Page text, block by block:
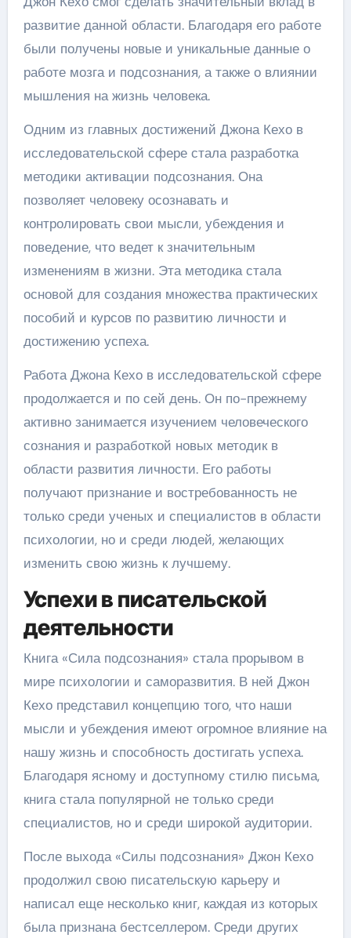
развитие данной области. Благодаря его работе
были получены новые и уникальные данные о
работе мозга и подсознания, а также о влиянии
мышления на жизнь человека.
Одним из главных достижений Джона Кехо в
исследовательской сфере стала разработка
методики активации подсознания. Она
позволяет человеку осознавать и
контролировать свои мысли, убеждения и
поведение, что ведет к значительным
изменениям в жизни. Эта методика стала
основой для создания множества практических
пособий и курсов по развитию личности и
достижению успеха.
Работа Джона Кехо в исследовательской сфере
продолжается и по сей день. Он по-прежнему
активно занимается изучением человеческого
сознания и разработкой новых методик в
области развития личности. Его работы
получают признание и востребованность не
только среди ученых и специалистов в области
психологии, но и среди людей, желающих
изменить свою жизнь к лучшему.
Успехи в писательской
деятельности
Книга «Сила подсознания» стала прорывом в
мире психологии и саморазвития. В ней Джон
Кехо представил концепцию того, что наши
мысли и убеждения имеют огромное влияние на
нашу жизнь и способность достигать успеха.
Благодаря ясному и доступному стилю письма,
книга стала популярной не только среди
специалистов, но и среди широкой аудитории.
После выхода «Силы подсознания» Джон Кехо
продолжил свою писательскую карьеру и
написал еще несколько книг, каждая из которых
была признана бестселлером. Среди других